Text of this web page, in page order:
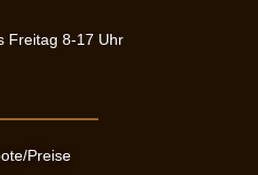
Freitag 8-17 Uhr
Preise